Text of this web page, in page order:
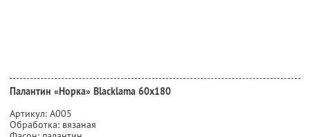
Палантин «Норка» Blacklama 60х180
Артикул: А005
Обработка: вязаная